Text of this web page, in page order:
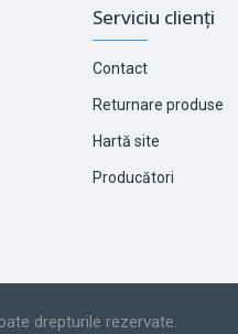
Serviciu clienți
Contact
Returnare produse
Hartă site
Producători
drepturile rezervate.